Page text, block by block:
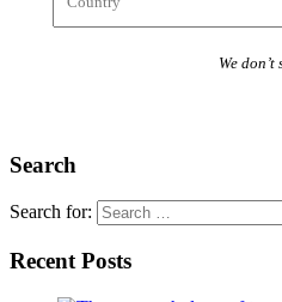
We don’t
Search
Search for:
Recent Posts